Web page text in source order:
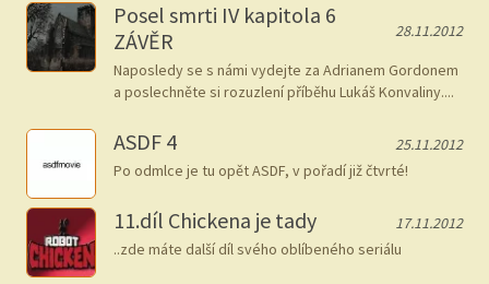
Posel smrti IV kapitola 6
ZÁVĚR
28.11.2012
Naposledy se s námi vydejte za Adrianem Gordonem
a poslechněte si rozuzlení příběhu Lukáš Konvaliny....
ASDF 4
25.11.2012
Po odmlce je tu opět ASDF, v pořadí již čtvrté!
11.díl Chickena je tady
17.11.2012
..zde máte další díl svého oblíbeného seriálu